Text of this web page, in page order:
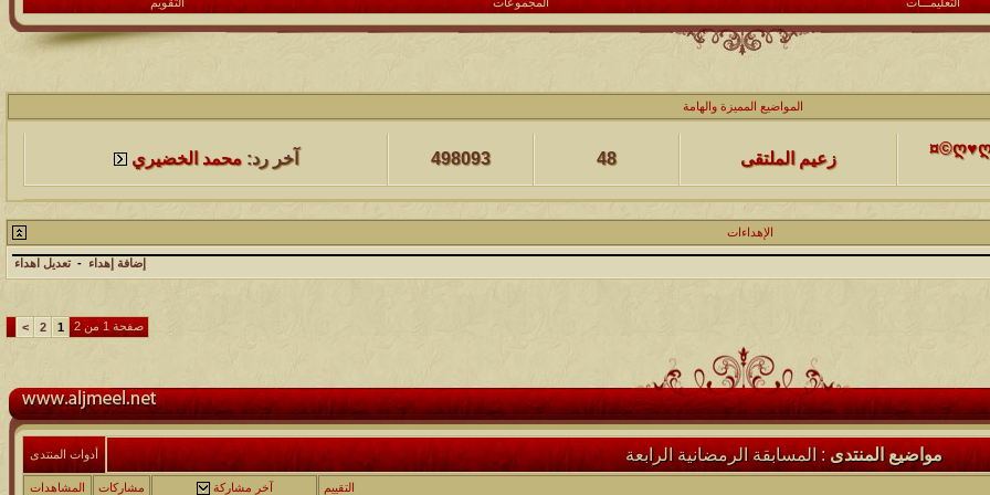
المواضيع المميزة والهامة
كاتب الموضوع مشاركات المشاهدات
آخر مشاركة
كاتب الموضوع مشاركات المشاهدات
آخر مشاركة
@@الملك@@
محمد الخضيري
كاتب الموضوع
الميآسية 27
97377 آخر رد:محمد الخضيري
كاتب الموضوع مشاركات المشاهدات
آخر مشاركة
آخر رد:محمد الخضيري
الإهداءات
إضافة إهداء - تعديل اهداء
صفحة 1 من 2 1
2
>
مواضيع المنتدى: المسابقة الرمضانية الرابعة أدوات المنتدى
التقييم آخر مشاركة مشاركات المشاهدات